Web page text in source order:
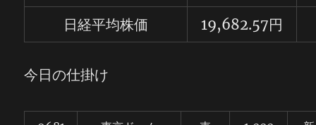
日経平均株価
19,682.57円
今日の仕掛け